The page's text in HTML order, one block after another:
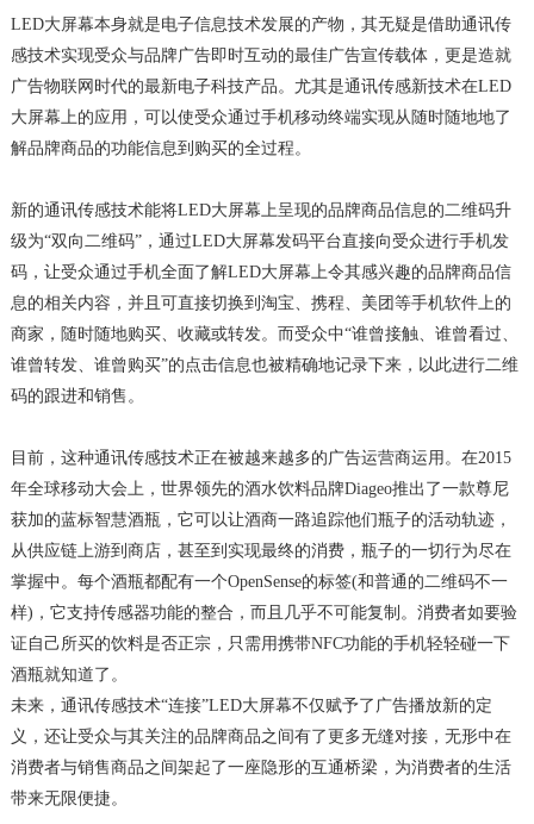
LED大屏幕本身就是电子信息技术发展的产物，其无疑是借助通讯传
感技术实现受众与品牌广告即时互动的最佳广告宣传载体，更是造就
广告物联网时代的最新电子科技产品。尤其是通讯传感新技术在LED
大屏幕上的应用，可以使受众通过手机移动终端实现从随时随地地了
解品牌商品的功能信息到购买的全过程。
新的通讯传感技术能将LED大屏幕上呈现的品牌商品信息的二维码升
级为“双向二维码”，通过LED大屏幕发码平台直接向受众进行手机发
码，让受众通过手机全面了解LED大屏幕上令其感兴趣的品牌商品信
息的相关内容，并且可直接切换到淘宝、携程、美团等手机软件上的
商家，随时随地购买、收藏或转发。而受众中“谁曾接触、谁曾看过、
谁曾转发、谁曾购买”的点击信息也被精确地记录下来，以此进行二维
码的跟进和销售。
目前，这种通讯传感技术正在被越来越多的广告运营商运用。在2015
年全球移动大会上，世界领先的酒水饮料品牌Diageo推出了一款尊尼
获加的蓝标智慧酒瓶，它可以让酒商一路追踪他们瓶子的活动轨迹，
从供应链上游到商店，甚至到实现最终的消费，瓶子的一切行为尽在
掌握中。每个酒瓶都配有一个OpenSense的标签(和普通的二维码不一
样)，它支持传感器功能的整合，而且几乎不可能复制。消费者如要验
证自己所买的饮料是否正宗，只需用携带NFC功能的手机轻轻碰一下
酒瓶就知道了。
未来，通讯传感技术“连接”LED大屏幕不仅赋予了广告播放新的定
义，还让受众与其关注的品牌商品之间有了更多无缝对接，无形中在
消费者与销售商品之间架起了一座隐形的互通桥梁，为消费者的生活
带来无限便捷。